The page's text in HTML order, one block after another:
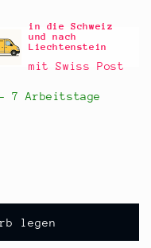
in die Schweiz
und nach
Liechtenstein
mit Swiss Post
7 Arbeitstage
legen